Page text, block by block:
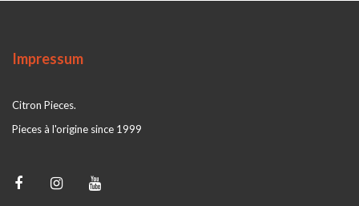
Impressum
Citron Pieces.
Pieces à l'origine since 1999